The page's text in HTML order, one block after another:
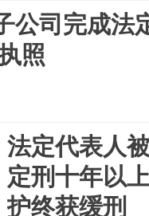
公司完成法
照
法定代表人
定刑十年以
护终获缓刑